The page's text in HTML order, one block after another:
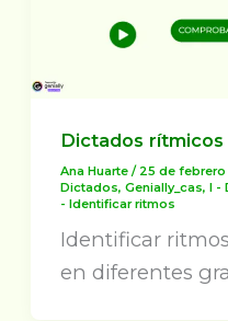
Dictados rítmicos
Ana Huarte/ 25 de
Dictados,Genially_cas,I -
- Identificar ritmos
Identificar
en diferentes